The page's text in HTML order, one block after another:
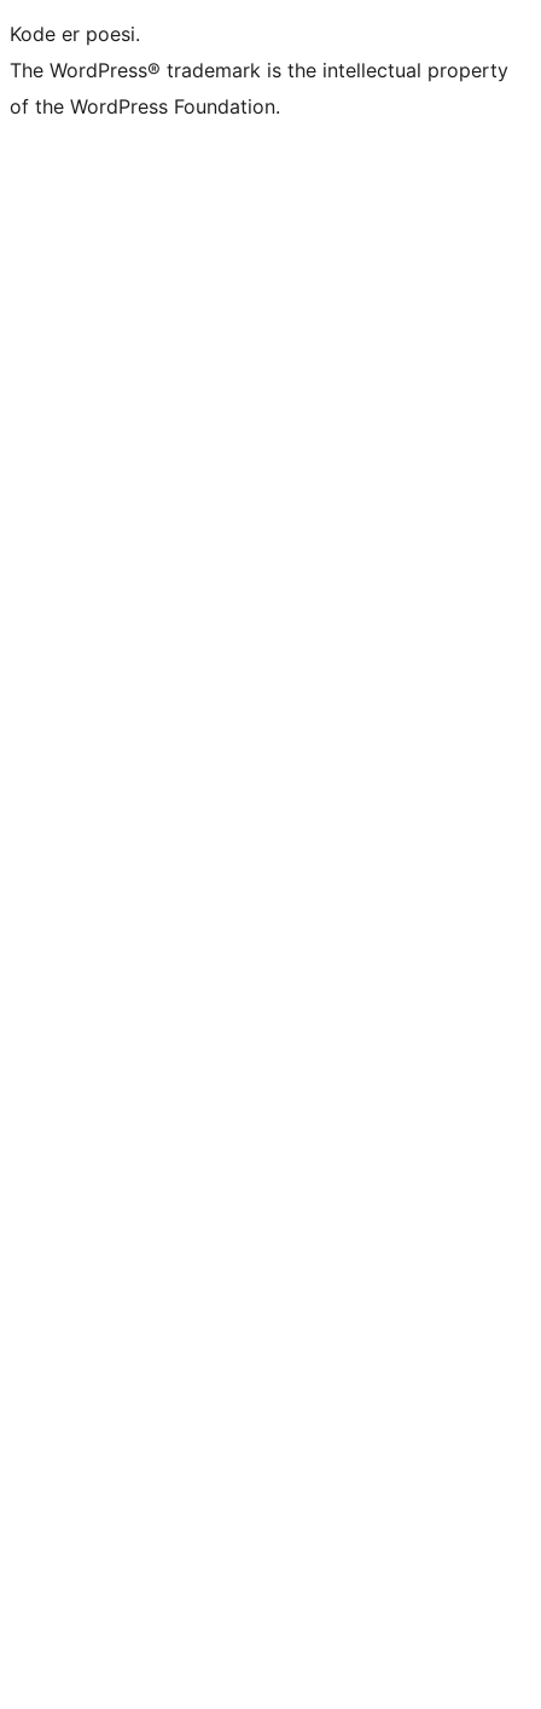
Kode er poesi.
The WordPress® trademark is the intellectual property
of the WordPress Foundation.